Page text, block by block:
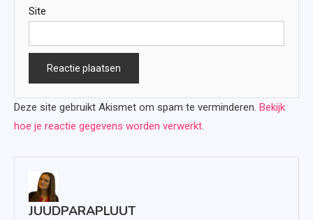
Site
Deze site gebruikt Akismet om spam te verminderen. Bekijk
hoe je reactie gegevens worden verwerkt.
JUUDPARAPLUUT